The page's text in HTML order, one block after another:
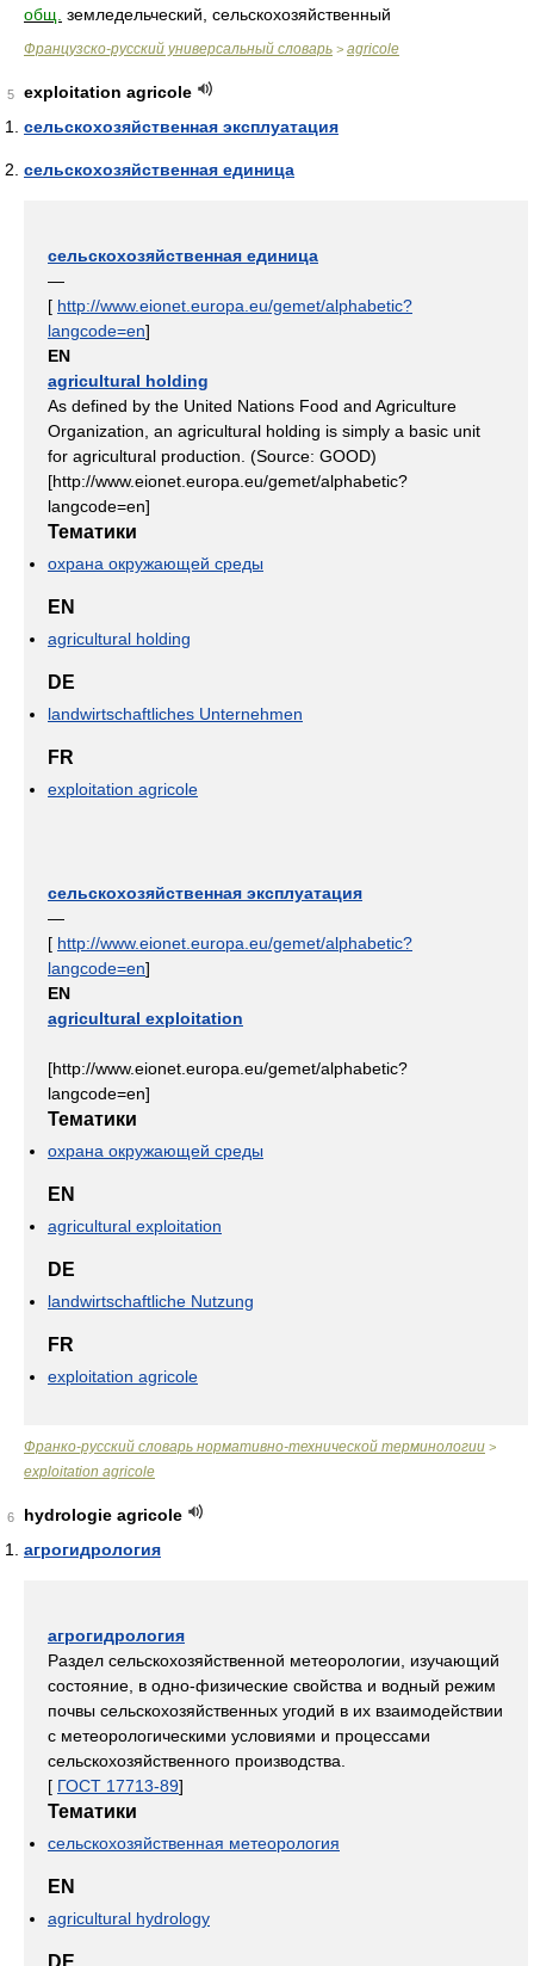
общ. земледельческий, сельскохозяйственный
Французско-русский универсальный словарь > agricole
5
exploitation agricole
сельскохозяйственная эксплуатация
сельскохозяйственная единица
сельскохозяйственная единица
—
[ http://www.eionet.europa.eu/gemet/alphabetic?
langcode=en]
EN
agricultural holding
As defined by the United Nations Food and Agriculture
Organization, an agricultural holding is simply a basic unit
for agricultural production. (Source: GOOD)
[http://www.eionet.europa.eu/gemet/alphabetic?
langcode=en]
Тематики
охрана окружающей среды
EN
agricultural holding
DE
landwirtschaftliches Unternehmen
FR
exploitation agricole
сельскохозяйственная эксплуатация
—
[ http://www.eionet.europa.eu/gemet/alphabetic?
langcode=en]
EN
agricultural exploitation
[http://www.eionet.europa.eu/gemet/alphabetic?
langcode=en]
Тематики
охрана окружающей среды
EN
agricultural exploitation
DE
landwirtschaftliche Nutzung
FR
exploitation agricole
Франко-русский словарь нормативно-технической терминологии >
exploitation agricole
6
hydrologie agricole
агрогидрология
агрогидрология
Раздел сельскохозяйственной метеорологии, изучающий
состояние, в одно-физические свойства и водный режим
почвы сельскохозяйственных угодий в их взаимодействии
с метеорологическими условиями и процессами
сельскохозяйственного производства.
[ ГОСТ 17713-89]
Тематики
сельскохозяйственная метеорология
EN
agricultural hydrology
DE